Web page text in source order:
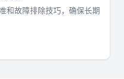
和故障排除技巧，确保长期